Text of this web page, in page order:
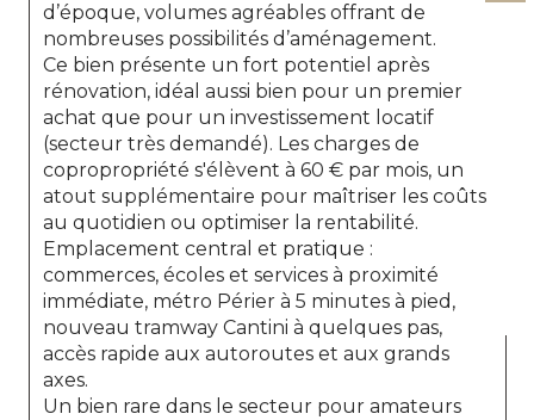
d’époque, volumes agréables offrant de
nombreuses possibilités d’aménagement.
Ce bien présente un fort potentiel après
rénovation, idéal aussi bien pour un premier
achat que pour un investissement locatif
(secteur très demandé). Les charges de
copropropriété s'élèvent à 60 € par mois, un
atout supplémentaire pour maîtriser les coûts
au quotidien ou optimiser la rentabilité.
Emplacement central et pratique :
commerces, écoles et services à proximité
immédiate, métro Périer à 5 minutes à pied,
nouveau tramway Cantini à quelques pas,
accès rapide aux autoroutes et aux grands
axes.
Un bien rare dans le secteur pour amateurs